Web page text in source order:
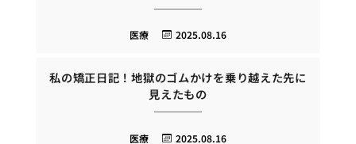
2025.08.16
医療
私の矯正日記！地獄のゴムかけを乗り越えた先に
見えたもの
2025.08.16
医療